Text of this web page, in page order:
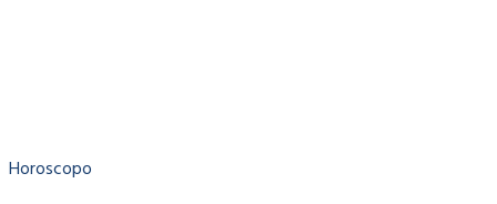
Horoscopo